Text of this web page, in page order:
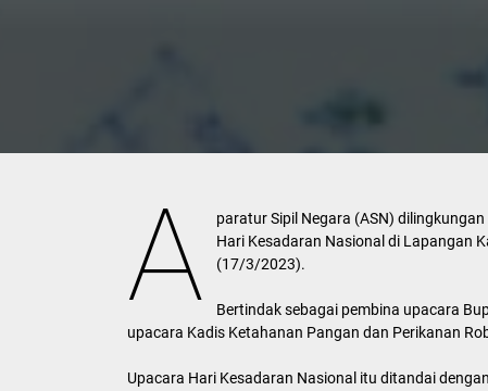
A
paratur Sipil Negara (ASN)
Hari Kesadaran Nasional di Lapangan
(17/3/2023).
Bertindak sebagai pembina upacara
upacara Kadis Ketahanan Pangan dan Perikanan
Upacara Hari Kesadaran Nasional itu ditandai